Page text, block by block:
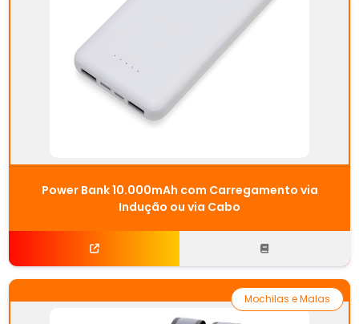
Power Bank 10.000mAh com Carregamento via
Indução ou via Cabo
Mochilas e Malas